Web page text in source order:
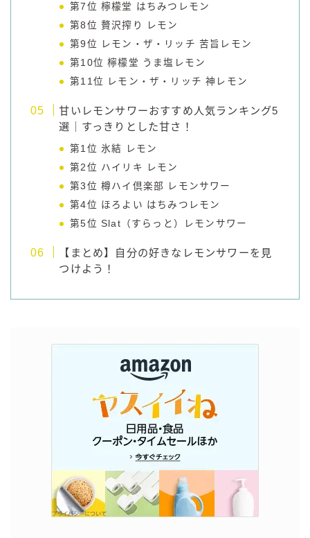
第7位 檸檬堂 はちみつレモン
第8位 贅沢搾り レモン
第9位 レモン・ザ・リッチ 苦旨レモン
第10位 檸檬堂 うま塩レモン
第11位 レモン・ザ・リッチ 神レモン
甘いレモンサワーおすすめ人気ランキング5
選｜すっきりとした甘さ！
第1位 氷結 レモン
第2位 ハイリキ レモン
第3位 樽ハイ倶楽部 レモンサワー
第4位 ほろよい はちみつレモン
第5位 Slat（すらっと）レモンサワー
【まとめ】自分の好きなレモンサワーを見
つけよう！